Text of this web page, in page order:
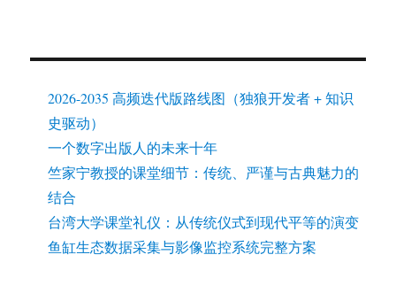
2026-2035 高频迭代版路线图（独狼开发者 + 知识
史驱动）
一个数字出版人的未来十年
竺家宁教授的课堂细节：传统、严谨与古典魅力的
结合
台湾大学课堂礼仪：从传统仪式到现代平等的演变
鱼缸生态数据采集与影像监控系统完整方案